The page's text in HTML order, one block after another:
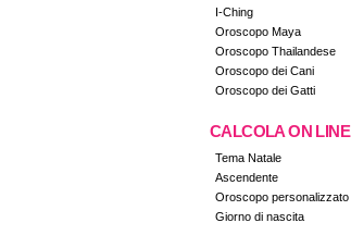
I-Ching
Oroscopo Maya
Oroscopo Thailandese
Oroscopo dei Cani
Oroscopo dei Gatti
CALCOLA ON LINE
Tema Natale
Ascendente
Oroscopo personalizzato
Giorno di nascita